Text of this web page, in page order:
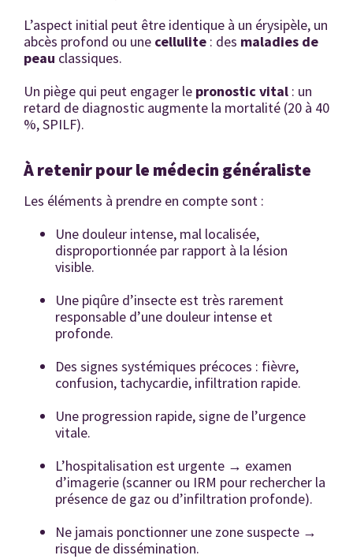
L’aspect initial peut être identique à un érysipèle, un
abcès profond ou une cellulite : des maladies de
peau classiques.
Un piège qui peut engager le pronostic vital : un
retard de diagnostic augmente la mortalité (20 à 40
%, SPILF).
À retenir pour le médecin généraliste
Les éléments à prendre en compte sont :
Une douleur intense, mal localisée,
disproportionnée par rapport à la lésion
visible.
Une piqûre d’insecte est très rarement
responsable d’une douleur intense et
profonde.
Des signes systémiques précoces : fièvre,
confusion, tachycardie, infiltration rapide.
Une progression rapide, signe de l’urgence
vitale.
L’hospitalisation est urgente → examen
d’imagerie (scanner ou IRM pour rechercher la
présence de gaz ou d’infiltration profonde).
Ne jamais ponctionner une zone suspecte →
risque de dissémination.